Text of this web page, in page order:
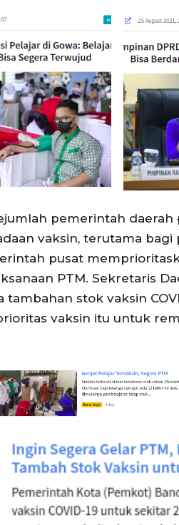
pemerintah daerah
vaksin, terutama bagi
pusat
PTM. Sekretaris
stok vaksin
vaksin itu untuk